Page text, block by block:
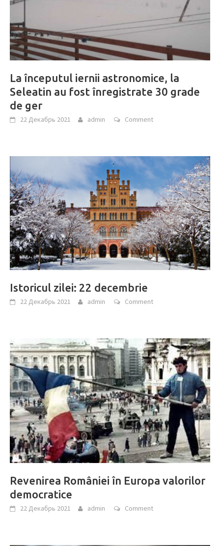
La începutul iernii astronomice, la
Seleatin au fost înregistrate 30 grade
de ger
22 Декабрь 2021 admin Comment
Istoricul zilei: 22 decembrie
22 Декабрь 2021 admin Comment
Revenirea României în Europa valorilor
democratice
22 Декабрь 2021 admin Comment